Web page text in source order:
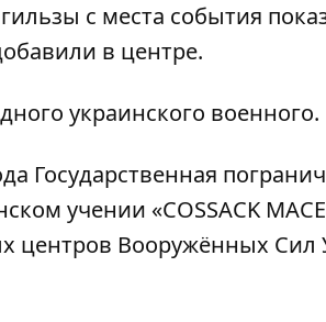
с места события
в центре.
украинского военного.
Государственная
учении «COSSACK
центров Вооружённых Сил